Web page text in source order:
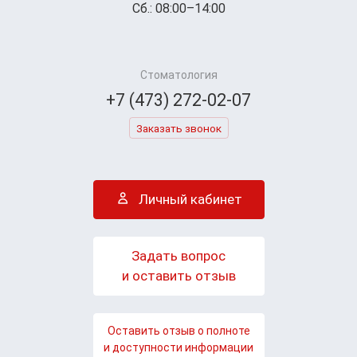
Сб.: 08:00–14:00
Стоматология
+7 (473) 272-02-07
Заказать звонок
Личный кабинет
Задать вопрос
и оставить отзыв
Оставить отзыв о полноте
и доступности информации